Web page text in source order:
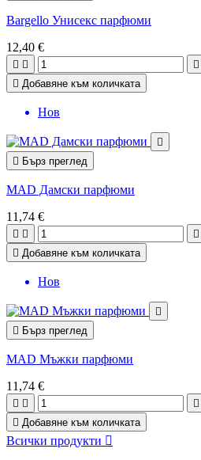
Bargello Унисекс парфюми
12,40 €
  
 Добавяне към количката
Нов

 Бърз преглед
MAD Дамски парфюми
11,74 €
  
 Добавяне към количката
Нов

 Бърз преглед
MAD Мъжки парфюми
11,74 €
  
 Добавяне към количката
Всички продукти 